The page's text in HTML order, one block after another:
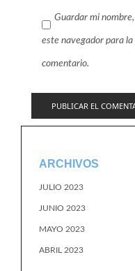
Guardar mi
este navegador para
comentario.
ARCHIVOS
JULIO 2023
JUNIO 2023
MAYO 2023
ABRIL 2023